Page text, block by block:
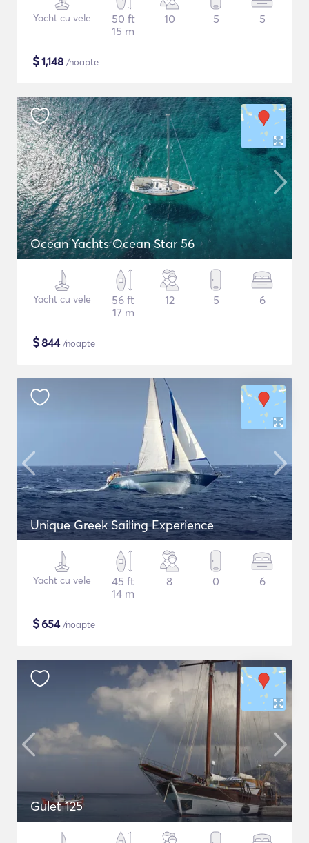
Yacht cu vele
50 ft
15 m
10 5 5
$1,148 /noapte
Ocean Yachts Ocean Star 56
Yacht cu vele
56 ft
17 m
12 5 6
$844/noapte
Unique Greek Sailing Experience
Yacht cu vele
45 ft
14 m
8 0 6
$654/noapte
Gulet 125